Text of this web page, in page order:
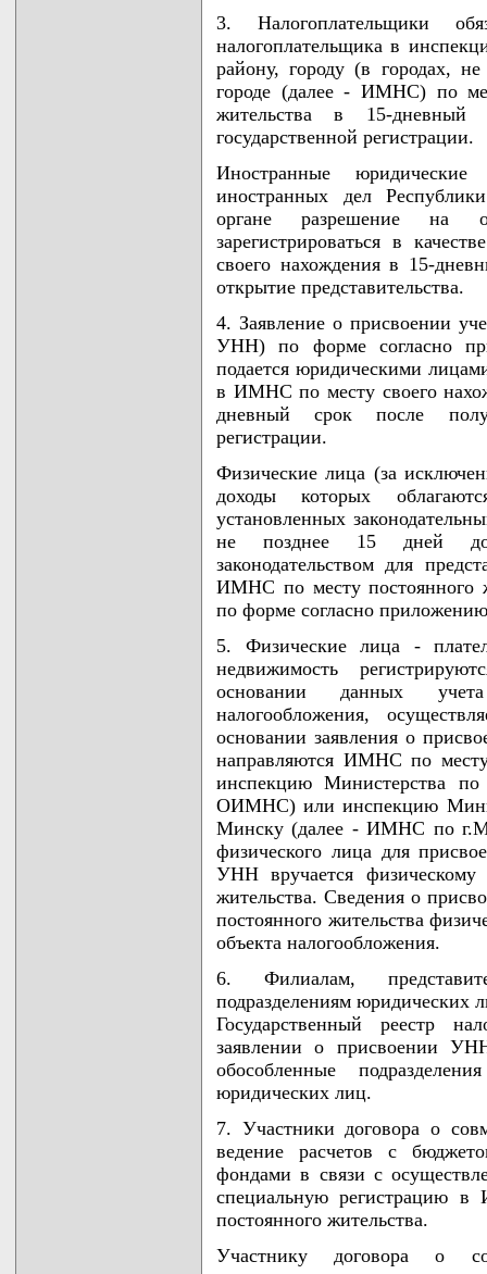
3. Налогоплательщики
налогоплательщика в
району, городу (в городах,
городе (далее - ИМНС) по
жительства в 15-
государственной регистрации.
Иностранные
иностранных дел
органе разрешение на
зарегистрироваться в
своего нахождения в 15-
открытие представительства.
4. Заявление о присвоении
УНН) по форме согласно
подается юридическими
в ИМНС по месту своего
дневный срок после
регистрации.
Физические лица (за
доходы которых
установленных
не позднее 15 дней до
законодательством для
ИМНС по месту постоянного
по форме согласно
5. Физические лица -
недвижимость
основании данных
налогообложения,
основании заявления о
направляются ИМНС по месту
инспекцию Министерства
ОИМНС) или инспекцию
Минску (далее - ИМНС по
физического лица для
УНН вручается
жительства. Сведения о
постоянного жительства
объекта налогообложения.
6. Филиалам,
подразделениям юридических
Государственный реестр
заявлении о присвоении
обособленные
юридических лиц.
7. Участники договора о
ведение расчетов с
фондами в связи с
специальную регистрацию
постоянного жительства.
Участнику договора о